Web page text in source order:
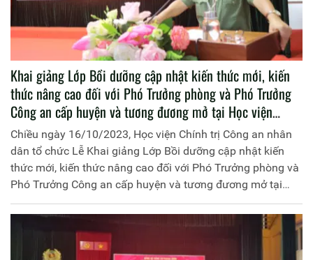
Khai giảng Lớp Bồi dưỡng cập nhật kiến thức mới, kiến
thức nâng cao đối với Phó Trưởng phòng và Phó Trưởng
Công an cấp huyện và tương đương mở tại Học viện
Chính trị CAND đợt 1 năm học 2023 - 2024
Chiều ngày 16/10/2023, Học viện Chính trị Công an nhân
dân tổ chức Lễ Khai giảng Lớp Bồi dưỡng cập nhật kiến
thức mới, kiến thức nâng cao đối với Phó Trưởng phòng và
Phó Trưởng Công an cấp huyện và tương đương mở tại
Học viện, đợt 1 năm học 2023 - 2024